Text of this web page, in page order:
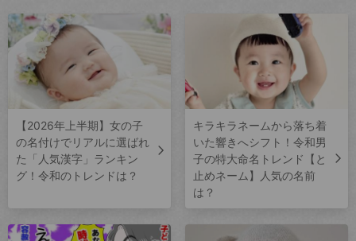
【2026年上半期】女の子
の名付けでリアルに選ばれ
た「人気漢字」ランキン
グ！令和のトレンドは？
キラキラネームから落ち着
いた響きへシフト！令和男
子の特大命名トレンド【と
止めネーム】人気の名前
は？